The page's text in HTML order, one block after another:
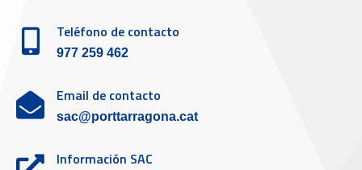
Teléfono de contacto
977 259 462
Email de contacto
sac@porttarragona.cat
Información SAC